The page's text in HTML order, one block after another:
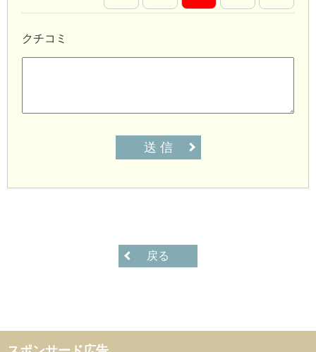
クチコミ
送 信
戻る